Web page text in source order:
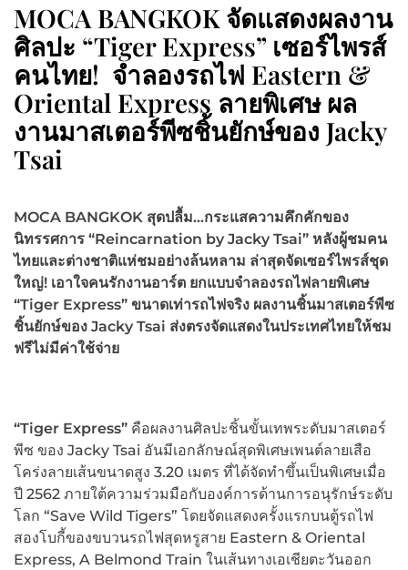
MOCA BANGKOK จัดแสดงผลงาน
ศิลปะ “Tiger Express” เซอร์ไพรส์
คนไทย! จำลองรถไฟ Eastern &
Oriental Express ลายพิเศษ ผล
งานมาสเตอร์พีซชิ้นยักษ์ของ Jacky
Tsai
MOCA BANGKOK สุดปลื้ม…กระแสความคึกคักของ
นิทรรศการ “Reincarnation by Jacky Tsai” หลังผู้ชมคน
ไทยและต่างชาติแห่ชมอย่างล้นหลาม ล่าสุดจัดเซอร์ไพรส์ชุด
ใหญ่! เอาใจคนรักงานอาร์ต ยกแบบจำลองรถไฟลายพิเศษ
“Tiger Express” ขนาดเท่ารถไฟจริง ผลงานชิ้นมาสเตอร์พีซ
ชิ้นยักษ์ของ Jacky Tsai ส่งตรงจัดแสดงในประเทศไทยให้ชม
ฟรีไม่มีค่าใช้จ่าย
“Tiger Express” คือผลงานศิลปะชิ้นขั้นเทพระดับมาสเตอร์
พีซ ของ Jacky Tsai อันมีเอกลักษณ์สุดพิเศษเพนต์ลายเสือ
โคร่งลายเส้นขนาดสูง 3.20 เมตร ที่ได้จัดทำขึ้นเป็นพิเศษเมื่อ
ปี 2562 ภายใต้ความร่วมมือกับองค์การด้านการอนุรักษ์ระดับ
โลก “Save Wild Tigers” โดยจัดแสดงครั้งแรกบนตู้รถไฟ
สองโบกี้ของขบวนรถไฟสุดหรูสาย Eastern & Oriental
Express, A Belmond Train ในเส้นทางเอเชียตะวันออก